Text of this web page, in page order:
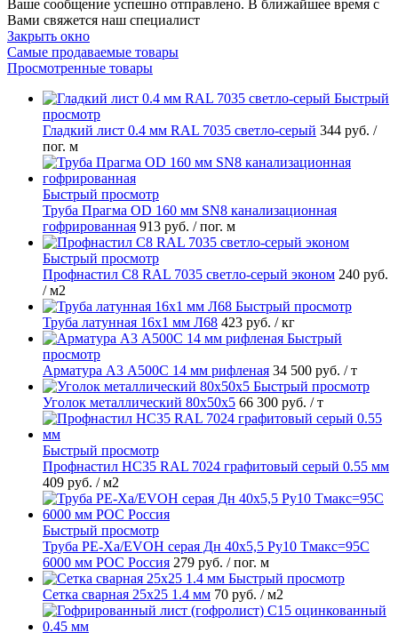
Ваше сообщение успешно отправлено. В ближайшее время с
Вами свяжется наш специалист
Закрыть окно
Самые продаваемые товары
Просмотренные товары
Быстрый
просмотр
Гладкий лист 0.4 мм RAL 7035 светло-серый 344 руб. /
пог. м
Быстрый просмотр
Труба Прагма OD 160 мм SN8 канализационная
гофрированная 913 руб. / пог. м
Быстрый просмотр
Профнастил С8 RAL 7035 светло-серый эконом 240 руб.
/ м2
Быстрый просмотр
Труба латунная 16х1 мм Л68 423 руб. / кг
Быстрый
просмотр
Арматура А3 А500С 14 мм рифленая 34 500 руб. / т
Быстрый просмотр
Уголок металлический 80х50х5 66 300 руб. / т
Быстрый просмотр
Профнастил НС35 RAL 7024 графитовый серый 0.55 мм
409 руб. / м2
Быстрый просмотр
Труба PE-Xa/EVOH серая Дн 40х5,5 Ру10 Тмакс=95C
6000 мм РОС Россия 279 руб. / пог. м
Быстрый просмотр
Сетка сварная 25х25 1.4 мм 70 руб. / м2